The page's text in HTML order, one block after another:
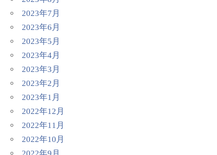
2023年7月
2023年6月
2023年5月
2023年4月
2023年3月
2023年2月
2023年1月
2022年12月
2022年11月
2022年10月